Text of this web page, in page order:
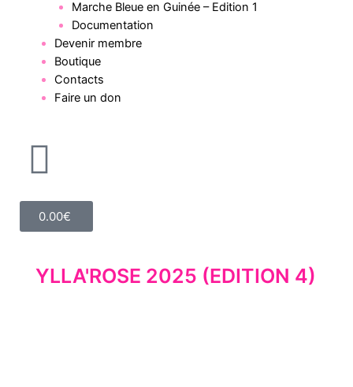
Marche Bleue en Guinée – Edition 1
Documentation
Devenir membre
Boutique
Contacts
Faire un don
0.00€
YLLA'ROSE 2025 (EDITION 4)